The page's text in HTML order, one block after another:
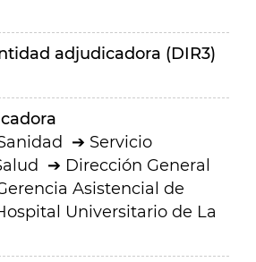
adjudicadora (DIR3)
Servicio
Dirección General
Asistencial de
Universitario de La